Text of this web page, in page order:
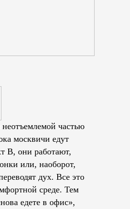
частью
москвичи едут
В, они работают,
или, наоборот,
дух. Все это
среде. Тем
едете в офис»,